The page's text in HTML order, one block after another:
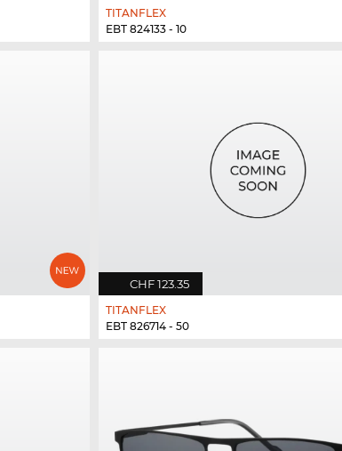
TITANFLEX
EBT 824133 - 10
CHF 123.35
TITANFLEX
EBT 826714 - 50